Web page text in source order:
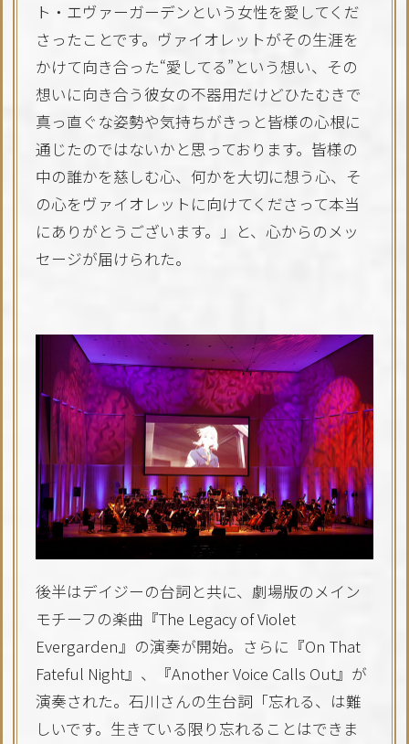
ト・エヴァーガーデンという女性を愛してくだ
さったことです。ヴァイオレットがその生涯を
かけて向き合った“愛してる”という想い、その
想いに向き合う彼女の不器用だけどひたむきで
真っ直ぐな姿勢や気持ちがきっと皆様の心根に
通じたのではないかと思っております。皆様の
中の誰かを慈しむ心、何かを大切に想う心、そ
の心をヴァイオレットに向けてくださって本当
にありがとうございます。」と、心からのメッ
セージが届けられた。
後半はデイジーの台詞と共に、劇場版のメイン
モチーフの楽曲『The Legacy of Violet
Evergarden』の演奏が開始。さらに『On That
Fateful Night』、『Another Voice Calls Out』が
演奏された。石川さんの生台詞「忘れる、は難
しいです。生きている限り忘れることはできま